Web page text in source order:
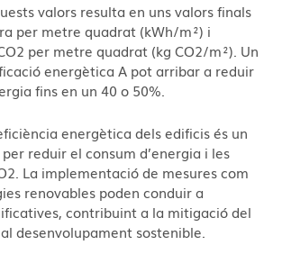
valors resulta en uns valors finals
per metre quadrat (kWh/m²) i
per metre quadrat (kg CO2/m²). Un
energètica A pot arribar a reduir
fins en un 40 o 50%.
energètica dels edificis és un
reduir el consum d’energia i les
La implementació de mesures com
renovables poden conduir a
contribuint a la mitigació del
desenvolupament sostenible.